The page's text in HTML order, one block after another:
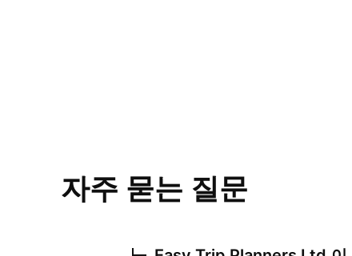
자주 묻는 질문